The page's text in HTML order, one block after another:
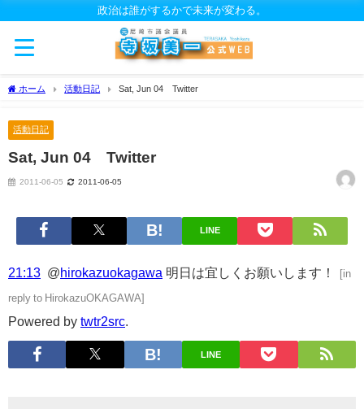
政治は誰がするかで未来が変わる。
ホーム 活動日記 Sat, Jun 04 Twitter
活動日記
Sat, Jun 04 Twitter
2011-06-05 2011-06-05
LINE
21:13 @hirokazuokagawa 明日は宜しくお願いします！ [in
reply to HirokazuOKAGAWA]
Powered by twtr2src
LINE